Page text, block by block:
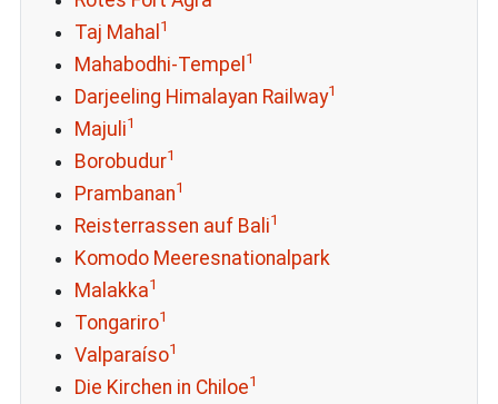
Taj Mahal 1
Mahabodhi-Tempel 1
Darjeeling Himalayan Railway1
Majuli1
Borobudur1
Prambanan1
Reisterrassen auf Bali1
Komodo Meeresnationalpark
Malakka1
Tongariro1
Valparaíso1
Die Kirchen in Chiloe1